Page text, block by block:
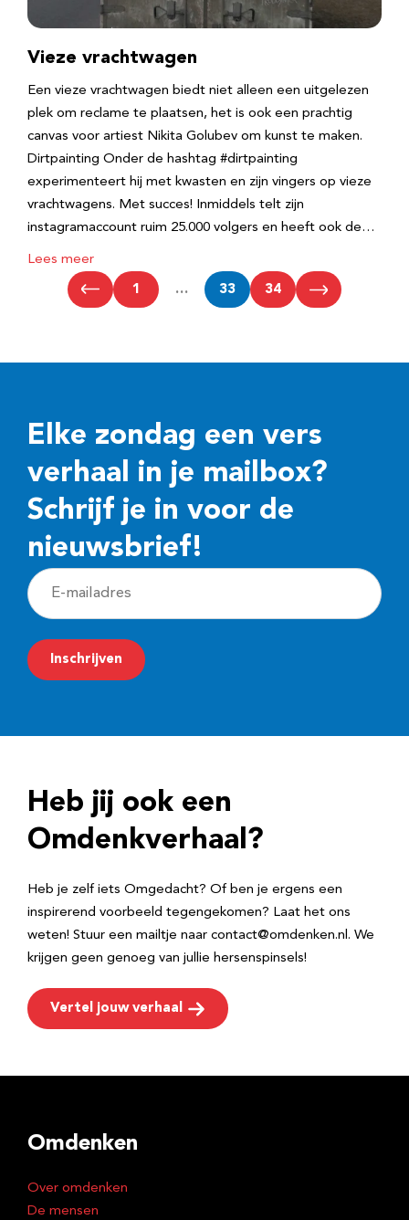
Vieze vrachtwagen
Een vieze vrachtwagen biedt niet alleen een uitgelezen
plek om reclame te plaatsen, het is ook een prachtig
canvas voor artiest Nikita Golubev om kunst te maken.
Dirtpainting Onder de hashtag #dirtpainting
experimenteert hij met kwasten en zijn vingers op vieze
vrachtwagens. Met succes! Inmiddels telt zijn
instagramaccount ruim 25.000 volgers en heeft ook de…
Lees meer
1 … 33 34
Elke zondag een vers
verhaal in je mailbox?
Schrijf je in voor de
nieuwsbrief!
E
-
m
a
r
e
Inschrijven
Heb jij ook een
Omdenkverhaal?
Heb je zelf iets Omgedacht? Of ben je ergens een
inspirerend voorbeeld tegengekomen? Laat het ons
weten! Stuur een mailtje naar contact@omdenken.nl. We
krijgen geen genoeg van jullie hersenspinsels!
Vertel jouw verhaal
Omdenken
Over omdenken
De mensen